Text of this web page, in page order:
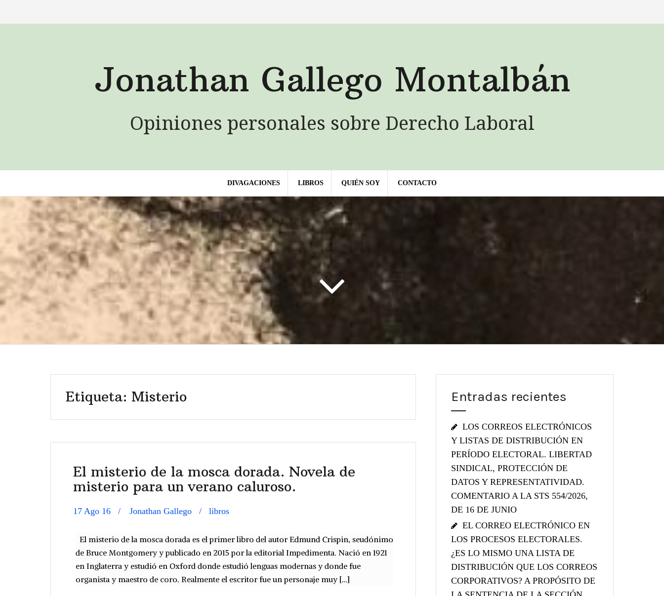
SOY
Jonathan Gallego Montalbán
Opiniones personales sobre Derecho Laboral
DIVAGACIONES LIBROS QUIÉN SOY CONTACTO
Etiqueta: Misterio
El misterio de la mosca dorada. Novela de
misterio para un verano caluroso.
17 Ago 16 Jonathan Gallego libros
El misterio de la mosca dorada es el primer libro del autor Edmund Crispin, seudónimo
de Bruce Montgomery y publicado en 2015 por la editorial Impedimenta. Nació en 1921
en Inglaterra y estudió en Oxford donde estudió lenguas modernas y donde fue
organista y maestro de coro. Realmente el escritor fue un personaje muy […]
Entradas recientes
LOS CORREOS ELECTRÓNICOS
Y LISTAS DE DISTRIBUCIÓN EN
PERÍODO ELECTORAL. LIBERTAD
SINDICAL, PROTECCIÓN DE
DATOS Y REPRESENTATIVIDAD.
COMENTARIO A LA STS 554/2026,
DE 16 DE JUNIO
EL CORREO ELECTRÓNICO EN
LOS PROCESOS ELECTORALES.
¿ES LO MISMO UNA LISTA DE
DISTRIBUCIÓN QUE LOS CORREOS
CORPORATIVOS? A PROPÓSITO DE